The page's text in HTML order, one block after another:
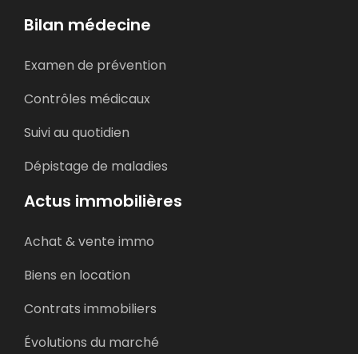
Bilan médecine
Examen de prévention
Contrôles médicaux
Suivi au quotidien
Dépistage de maladies
Actus immobilières
Achat & vente immo
Biens en location
Contrats immobiliers
Évolutions du marché